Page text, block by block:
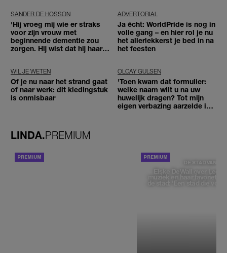
SANDER DE HOSSON
'Hij vroeg mij wie er straks
voor zijn vrouw met
beginnende dementie zou
zorgen. Hij wist dat hij haar
ADVERTORIAL
Ja écht: WorldPride is nog in
volle gang – en hier rol je nu
het allerlekkerst je bed in na
het feesten
WIL JE WETEN
Of je nu naar het strand gaat
of naar werk: dit kledingstuk
is onmisbaar
OLCAY GULSEN
'Toen kwam dat formulier:
welke naam wilt u na uw
huwelijk dragen? Tot mijn
eigen verbazing aarzelde ik
LINDA.PREMIUM
DE STAD VAN
Elske DeWall over
muziek en haar favoriete
de stad: 'Een stad die